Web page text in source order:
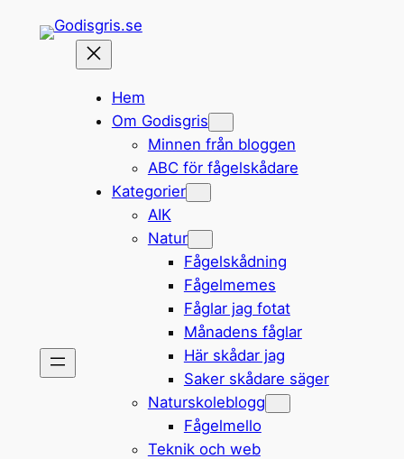
Hem
Om Godisgris
Minnen från bloggen
ABC för fågelskådare
Kategorier
AIK
Natur
Fågelskådning
Fågelmemes
Fåglar jag fotat
Månadens fåglar
Här skådar jag
Saker skådare säger
Naturskoleblogg
Fågelmello
Teknik och web